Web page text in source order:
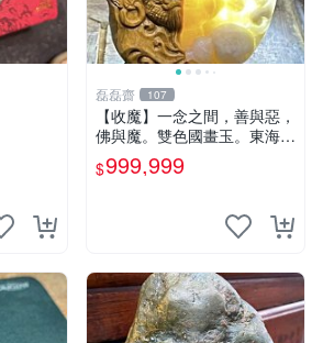
磊磊齋 107
【收魔】一念之間，善與惡，
佛與魔。雙色國畫玉。東海岸
玉石稀美品臺灣花蓮春日產
台灣藍寶石花東玉石總統石金
$999,999